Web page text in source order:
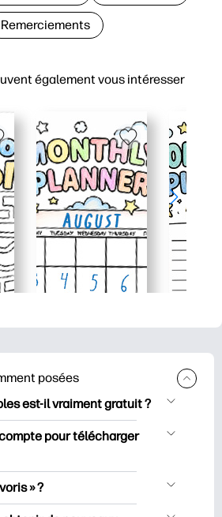
également vous intéresser
Remerciements
posées
est-il vraiment gratuit ?
plus de 2500
gratuits à
Découvrez
populaires, des
ludiques, des
pour télécharger
et imprimer sans
» ?
réserve